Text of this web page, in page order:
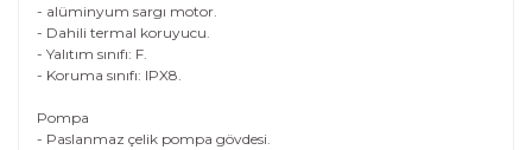
- alüminyum sargı motor.
- Dahili termal koruyucu.
- Yalıtım sınıfı: F.
- Koruma sınıfı: IPX8.
Pompa
- Paslanmaz çelik pompa gövdesi.